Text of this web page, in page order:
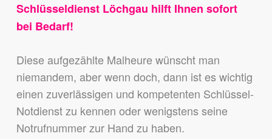
Schlüsseldienst Löchgau hilft Ihnen sofort
bei Bedarf!
Diese aufgezählte Malheure wünscht man
niemandem, aber wenn doch, dann ist es wichtig
einen zuverlässigen und kompetenten Schlüssel-
Notdienst zu kennen oder wenigstens seine
Notrufnummer zur Hand zu haben.